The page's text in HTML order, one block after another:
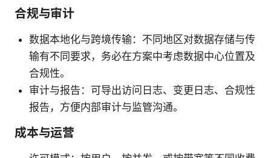
合规与审计
数据本地化与跨境传输：不同地区对数据存储与传
输有不同要求，务必在方案中考虑数据中心位置及
合规性。
审计与报告：可导出访问日志、变更日志、合规性
报告，方便内部审计与监管沟通。
成本与运营